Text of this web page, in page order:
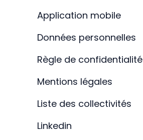
Application mobile
Données personnelles
Règle de confidentialité
Mentions légales
Liste des collectivités
Linkedin